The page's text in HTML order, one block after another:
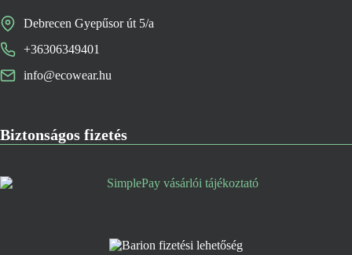
Debrecen Gyepűsor út 5/a
+36306349401
info@ecowear.hu
Biztonságos fizetés